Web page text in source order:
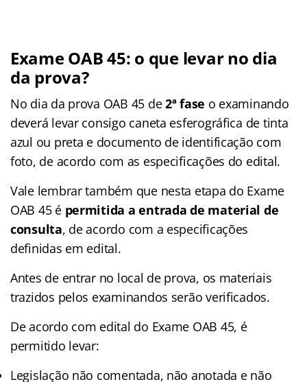
Exame OAB 45: o que levar no dia
da prova?
No dia da prova OAB 45 de2ª fase o examinando
deverá levar consigo caneta esferográfica de tinta
azul ou preta e documento de identificação com
foto, de acordo com as especificações do edital.
Vale lembrar também que nesta etapa do Exame
OAB 45 é permitida a entrada de material de
consulta, de acordo com a especificações
definidas em edital.
Antes de entrar no local de prova, os materiais
trazidos pelos examinandos serão verificados.
De acordo com edital do Exame OAB 45, é
permitido levar:
Legislação não comentada, não anotada e não